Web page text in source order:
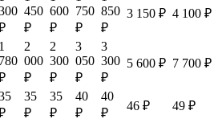
450
₽
600
₽
750
₽
850
₽
3 150 ₽ 4 100 ₽
1
780
2
000
₽
2
300
₽
3
050
₽
3
300
₽
5 600 ₽ 7 700 ₽
35
₽
35
₽
40
₽
40
₽
46 ₽ 49 ₽